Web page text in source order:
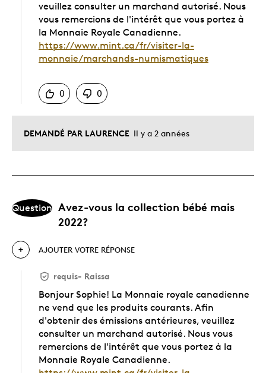
DEMANDÉ PAR LAURENCE Il y a 2 années
veuillez consulter un marchand autorisé. Nous
vous remercions de l'intérêt que vous portez à
la Monnaie Royale Canadienne.
https://www.mint.ca/fr/visiter-la-
monnaie/marchands-numismatiques
0
0
Question Avez-vous la collection bébé mais
2022?
AJOUTER VOTRE RÉPONSE
requis- Raissa
Bonjour Sophie! La Monnaie royale canadienne
ne vend que les produits courants. Afin
d'obtenir des émissions antérieures, veuillez
consulter un marchand autorisé. Nous vous
remercions de l'intérêt que vous portez à la
Monnaie Royale Canadienne.